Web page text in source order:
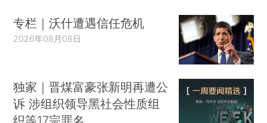
专栏｜沃什遭遇信任危机
2026年08月08日
独家｜晋煤富豪张新明再遭公
诉 涉组织领导黑社会性质组